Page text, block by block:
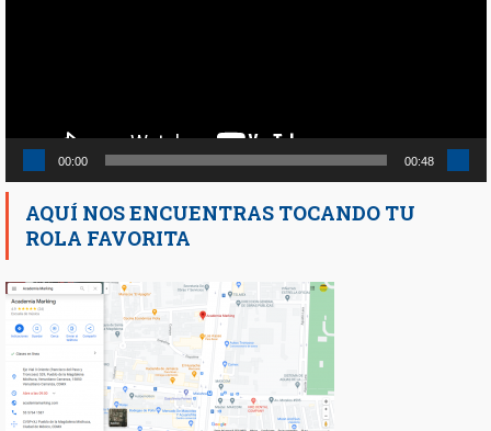
00:00 00:48
AQUÍ NOS ENCUENTRAS TOCANDO TU
ROLA FAVORITA